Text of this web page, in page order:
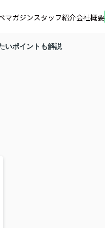
マガジンスタッフ紹介会社概要
いポイントも解説